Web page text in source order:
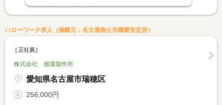
ハローワーク求人（掲載元：名古屋南公共職業安定所）
正社員
株式会社 畑屋製作所
愛知県名古屋市瑞穂区
256,000円